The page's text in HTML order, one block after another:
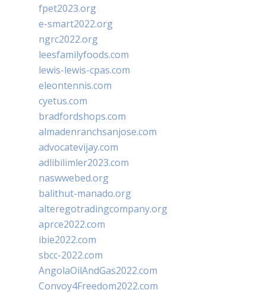
fpet2023.org
e-smart2022.org
ngrc2022.org
leesfamilyfoods.com
lewis-lewis-cpas.com
eleontennis.com
cyetus.com
bradfordshops.com
almadenranchsanjose.com
advocatevijay.com
adlibilimler2023.com
naswwebed.org
balithut-manado.org
alteregotradingcompany.org
aprce2022.com
ibie2022.com
sbcc-2022.com
AngolaOilAndGas2022.com
Convoy4Freedom2022.com